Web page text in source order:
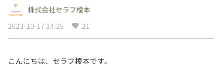
株式会社セラフ榎本
2023-10-17 14:26
21